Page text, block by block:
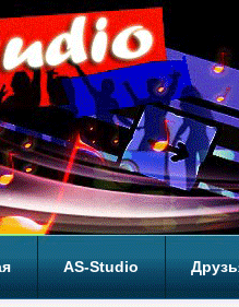
AS-Studio